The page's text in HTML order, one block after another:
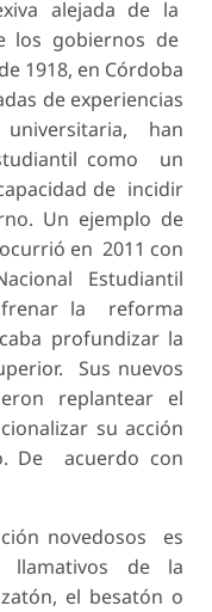
alejada de la
los gobiernos de
1918, en Córdoba
de experiencias
han
como un
de incidir
Un ejemplo de
en 2011 con
Estudiantil
frenar la reforma
profundizar la
Sus nuevos
replantear el
su acción
De acuerdo con
novedosos es
llamativos de la
el besatón o